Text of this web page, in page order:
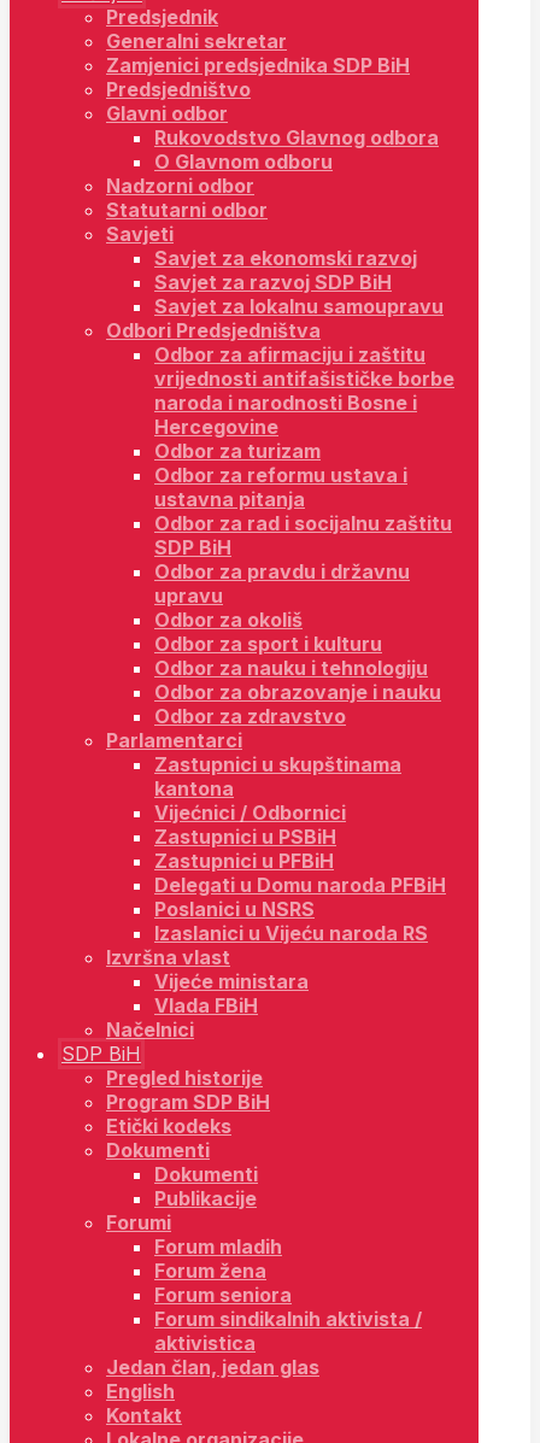
Predsjednik
Generalni sekretar
Zamjenici predsjednika SDP BiH
Predsjedništvo
Glavni odbor
Rukovodstvo Glavnog odbora
O Glavnom odboru
Nadzorni odbor
Statutarni odbor
Savjeti
Savjet za ekonomski razvoj
Savjet za razvoj SDP BiH
Savjet za lokalnu samoupravu
Odbori Predsjedništva
Odbor za afirmaciju i zaštitu
vrijednosti antifašističke borbe
naroda i narodnosti Bosne i
Hercegovine
Odbor za turizam
Odbor za reformu ustava i
ustavna pitanja
Odbor za rad i socijalnu zaštitu
SDP BiH
Odbor za pravdu i državnu
upravu
Odbor za okoliš
Odbor za sport i kulturu
Odbor za nauku i tehnologiju
Odbor za obrazovanje i nauku
Odbor za zdravstvo
Parlamentarci
Zastupnici u skupštinama
kantona
Vijećnici / Odbornici
Zastupnici u PSBiH
Zastupnici u PFBiH
Delegati u Domu naroda PFBiH
Poslanici u NSRS
Izaslanici u Vijeću naroda RS
Izvršna vlast
Vijeće ministara
Vlada FBiH
Načelnici
SDP BiH
Pregled historije
Program SDP BiH
Etički kodeks
Dokumenti
Dokumenti
Publikacije
Forumi
Forum mladih
Forum žena
Forum seniora
Forum sindikalnih aktivista /
aktivistica
Jedan član, jedan glas
English
Kontakt